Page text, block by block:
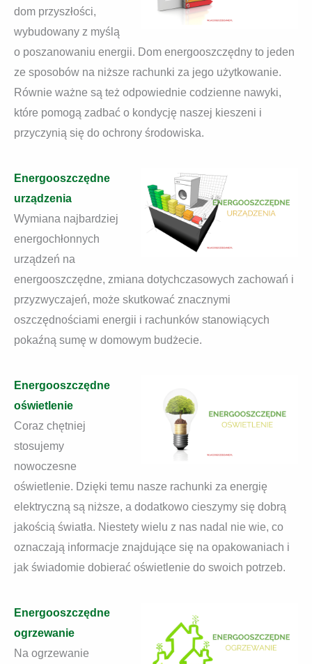
dom przyszłości,
wybudowany z myślą
o poszanowaniu energii. Dom energooszczędny to jeden
ze sposobów na niższe rachunki za jego użytkowanie.
Równie ważne są też odpowiednie codzienne nawyki,
które pomogą zadbać o kondycję naszej kieszeni i
przyczynią się do ochrony środowiska.
Energooszczędne
urządzenia
Wymiana najbardziej
energochłonnych
urządzeń na
energooszczędne, zmiana dotychczasowych zachowań i
przyzwyczajeń, może skutkować znacznymi
oszczędnościami energii i rachunków stanowiących
pokaźną sumę w domowym budżecie.
Energooszczędne
oświetlenie
Coraz chętniej
stosujemy
nowoczesne
oświetlenie. Dzięki temu nasze rachunki za energię
elektryczną są niższe, a dodatkowo cieszymy się dobrą
jakością światła. Niestety wielu z nas nadal nie wie, co
oznaczają informacje znajdujące się na opakowaniach i
jak świadomie dobierać oświetlenie do swoich potrzeb.
Energooszczędne
ogrzewanie
Na ogrzewanie